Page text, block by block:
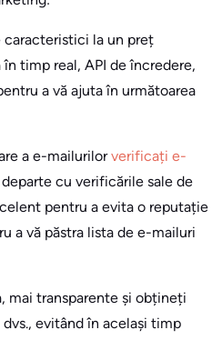
la un preț
timp real, API de încredere,
a vă ajuta în următoarea
a e-mailurilorverificați e-
cu verificările sale de
pentru a evita o reputație
a vă păstra lista de e-mailuri
mai transparente și obțineți
evitând în același timp